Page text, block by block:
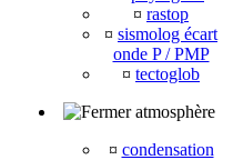
¤ rastop
¤ sismolog écart
onde P / PMP
¤ tectoglob
atmosphère
¤ condensation